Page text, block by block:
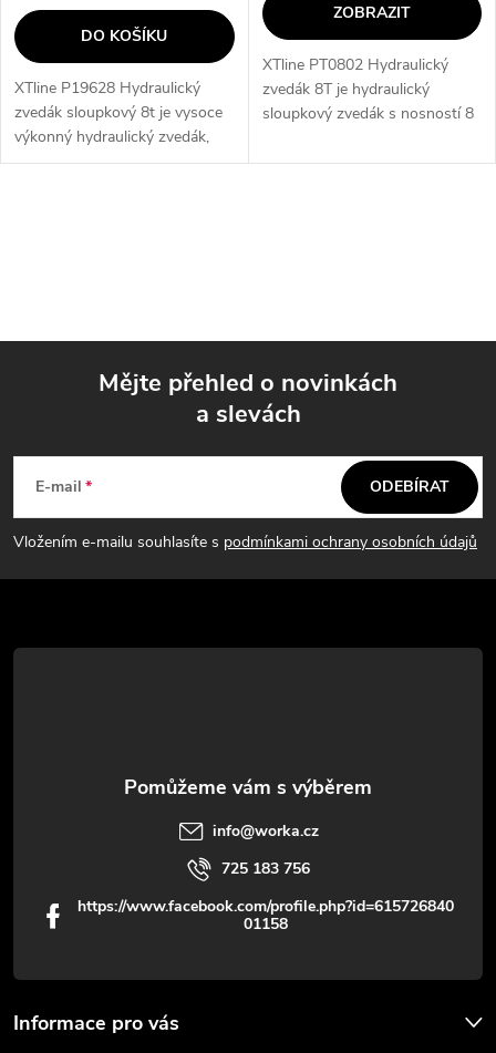
DO KOŠÍKU
XTline P19628 Hydraulický
zvedák sloupkový 8t je vysoce
výkonný hydraulický zvedák,
který je ideální pro použití v
ZOBRAZIT
XTline PT0802 Hydraulický
zvedák 8T je hydraulický
sloupkový zvedák s nosností 8
garáži, dílně nebo jiných
a
í
p
s
u
p
a
t
Mějte přehled o novinkách
a slevách
E-mail
Vložením e-mailu souhlasíte s podmínkami ochrany osobních údajů
ODEBÍRAT
Informace pro vás
info@worka.cz
725 183 756
https://www.facebook.com/profile.php?id=615726840
01158